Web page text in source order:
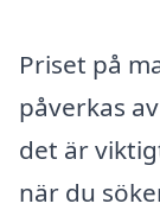
Priset på
påverkas
det är
när du